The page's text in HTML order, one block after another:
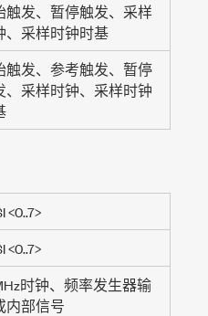
触发、暂停触发、采样
、采样时钟时基
触发、参考触发、暂停
、采样时钟、采样时钟
<0..7>
<0..7>
时钟、频率发生器输
内部信号